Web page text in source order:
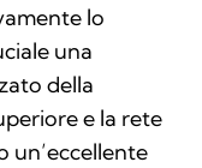
lo
una
della
e la rete
un’eccellente